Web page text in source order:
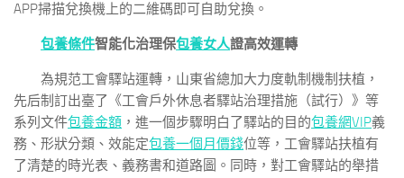
APP掃描兌換機上的二維碼即可自助兌換。
包養條件智能化治理保包養女人證高效運轉
為規范工會驛站運轉，山東省總加大力度軌制機制扶植，
先后制訂出臺了《工會戶外休息者驛站治理措施（試行）》等
系列文件包養金額 ，進一個步驟明白了驛站的目的包養網VIP義
務、形狀分類、效能定包養一個月價錢位等，工會驛站扶植有
了清楚的時光表、義務書和道路圖。同時，對工會驛站的舉措